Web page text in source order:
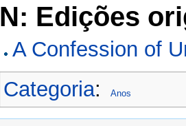
N: Edições
A Confession of
Categoria: Anos